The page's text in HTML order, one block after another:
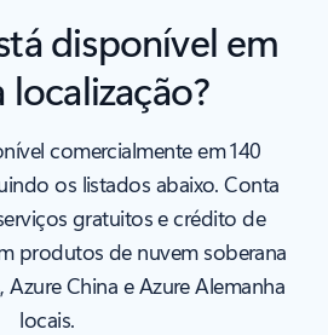
disponível em
localização?
comercialmente em 140
os listados abaixo. Conta
gratuitos e crédito de
produtos de nuvem soberana
China e Azure Alemanha
locais.